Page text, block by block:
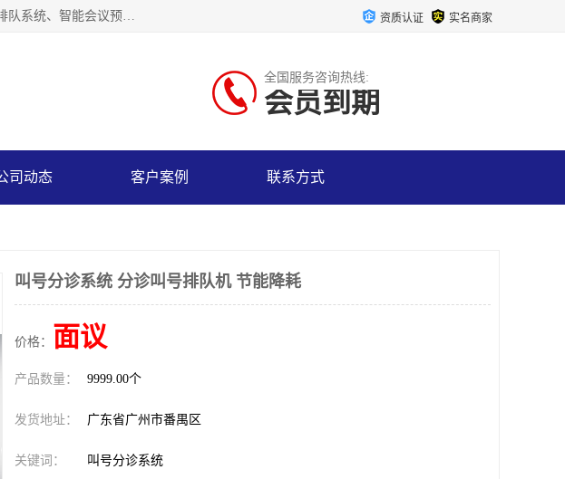
广州如江智能科技有限公司自主研排队叫号系统、工业一体机、叫号机、评价器系统、排队机、微信预约排队系统、智能会议预约系统、自助终端机、自助查询机、LED显示屏、触控一体机、平板会议一体机、教学一体机、室户外液晶广告机等生产以及解决方案，是一家高新技术企业，支持软硬件定制，全国上门安装售后服务。 资质认证 实名商家
全国服务咨询热线:
会员到期
司动态 客户案例 联系方式
叫号分诊系统 分诊叫号排队机 节能降耗
价格： 面议
产品数量： 9999.00个
发货地址： 广东省广州市番禺区
关键词： 叫号分诊系统